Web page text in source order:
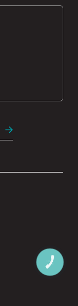
КНОПКА
ЗВ'ЯЗКУ